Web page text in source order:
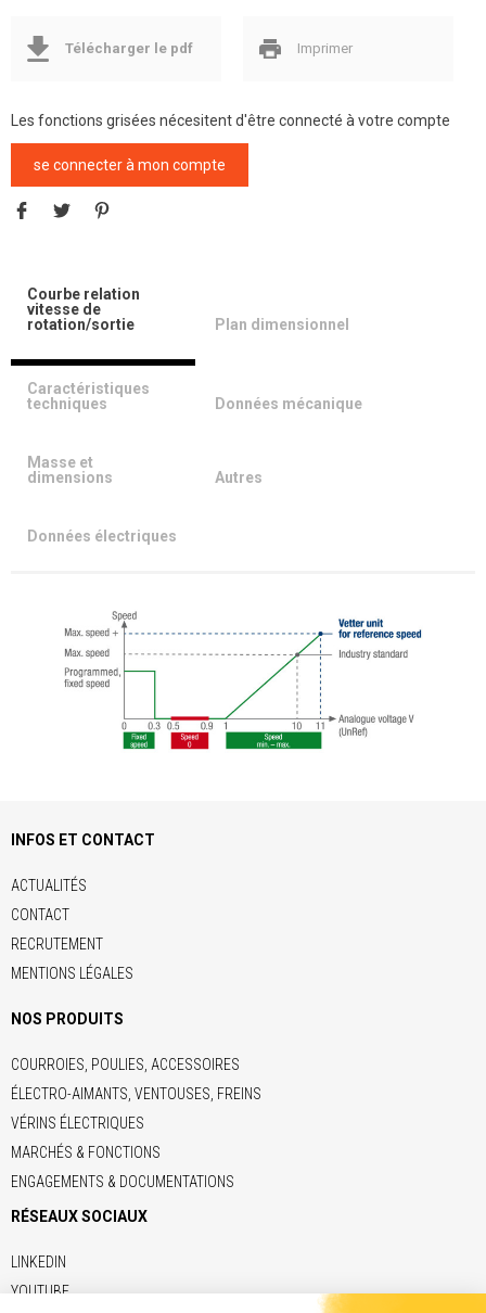
Télécharger le pdf Imprimer
Les fonctions grisées nécesitent d'être connecté à votre compte
se connecter à mon compte
Courbe relation
vitesse de
rotation/sortie
Plan dimensionnel
Caractéristiques
techniques
Données mécanique
Masse et
dimensions
Autres
Données électriques
INFOS ET CONTACT
ACTUALITÉS
CONTACT
RECRUTEMENT
MENTIONS LÉGALES
NOS PRODUITS
COURROIES, POULIES, ACCESSOIRES
ÉLECTRO-AIMANTS, VENTOUSES, FREINS
VÉRINS ÉLECTRIQUES
MARCHÉS & FONCTIONS
ENGAGEMENTS & DOCUMENTATIONS
RÉSEAUX SOCIAUX
LINKEDIN
YOUTUBE